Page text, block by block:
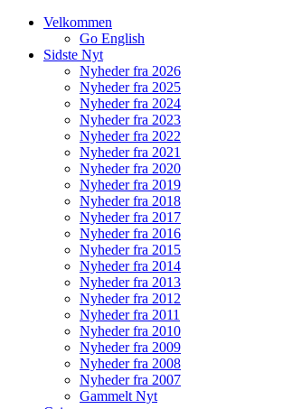
Velkommen
Go English
Sidste Nyt
Nyheder fra 2026
Nyheder fra 2025
Nyheder fra 2024
Nyheder fra 2023
Nyheder fra 2022
Nyheder fra 2021
Nyheder fra 2020
Nyheder fra 2019
Nyheder fra 2018
Nyheder fra 2017
Nyheder fra 2016
Nyheder fra 2015
Nyheder fra 2014
Nyheder fra 2013
Nyheder fra 2012
Nyheder fra 2011
Nyheder fra 2010
Nyheder fra 2009
Nyheder fra 2008
Nyheder fra 2007
Gammelt Nyt